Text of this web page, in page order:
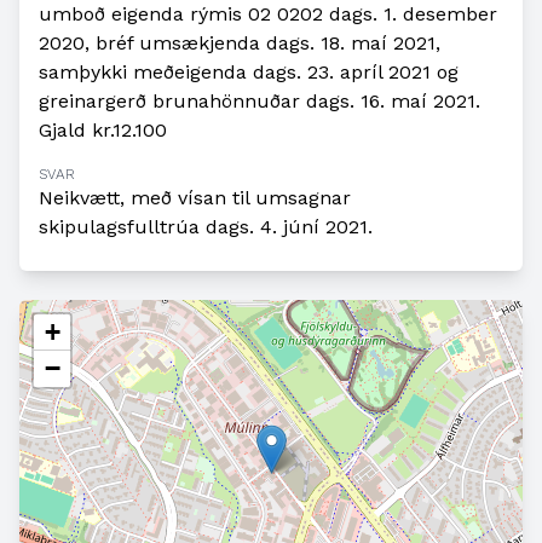
umboð eigenda rýmis 02 0202 dags. 1. desember
2020, bréf umsækjenda dags. 18. maí 2021,
samþykki meðeigenda dags. 23. apríl 2021 og
greinargerð brunahönnuðar dags. 16. maí 2021.
Gjald kr.12.100
SVAR
Neikvætt, með vísan til umsagnar
skipulagsfulltrúa dags. 4. júní 2021.
+
−